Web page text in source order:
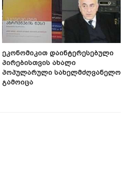
Ეკონომიკით Დაინტერესებული
Პირებისთვის Ახალი
Პოპულარული Სახელმძღვანელო
Გამოიცა